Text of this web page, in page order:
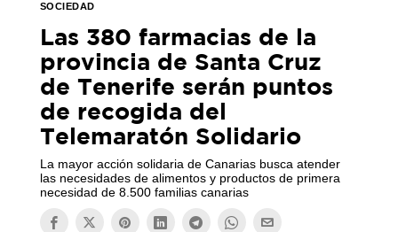
SOCIEDAD
Las 380 farmacias de la
provincia de Santa Cruz
de Tenerife serán puntos
de recogida del
Telemaratón Solidario
La mayor acción solidaria de Canarias busca atender
las necesidades de alimentos y productos de primera
necesidad de 8.500 familias canarias